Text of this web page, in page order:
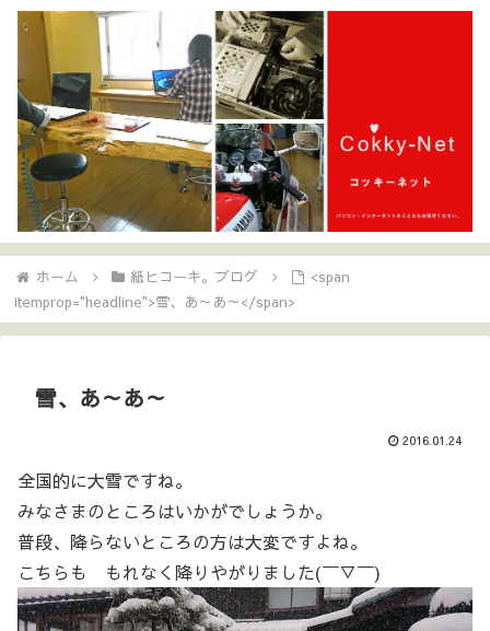
ホーム 紙ヒコーキ。ブログ
<span
itemprop="headline">雪、あ～あ～</span>
雪、あ～あ～
2016.01.24
全国的に大雪ですね。
みなさまのところはいかがでしょうか。
普段、降らないところの方は大変ですよね。
こちらも もれなく降りやがりました(￣▽￣)